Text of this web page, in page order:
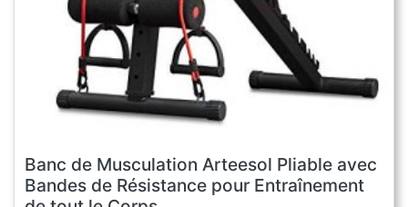
Banc de Musculation Arteesol Pliable avec
Bandes de Résistance pour Entraînement